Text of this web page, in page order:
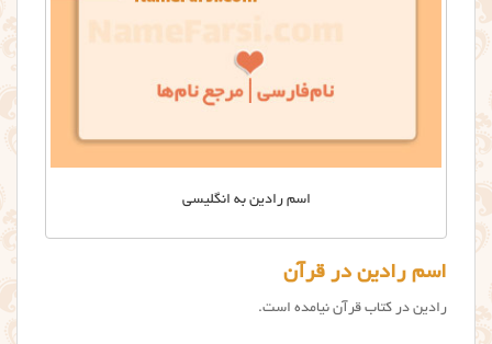
اسم رادین به انگلیسی
اسم رادین در قرآن
رادین در کتاب قرآن نیامده است.